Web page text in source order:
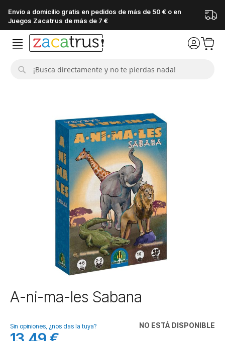
Envío a domicilio gratis en pedidos de más de 50 € o en
Juegos Zacatrus de más de 7 €
Saltar
al
de
la
A-ni-ma-les Sabana
NO ESTÁ DISPONIBLE
Sin opiniones, ¿nos das la tuya?